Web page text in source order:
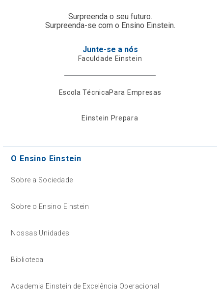
Surpreenda o seu futuro.
Surpreenda-se com o Ensino Einstein.
Junte-se a nós
Faculdade Einstein
Escola TécnicaPara Empresas
Einstein Prepara
O Ensino Einstein
Sobre a Sociedade
Sobre o Ensino Einstein
Nossas Unidades
Biblioteca
Academia Einstein de Excelência Operacional